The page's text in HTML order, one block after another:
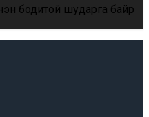
бодитой шударга байр